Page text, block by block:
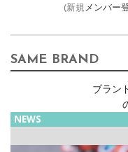
(新規メンバー
SAME BRAND
ブラン
NEWS